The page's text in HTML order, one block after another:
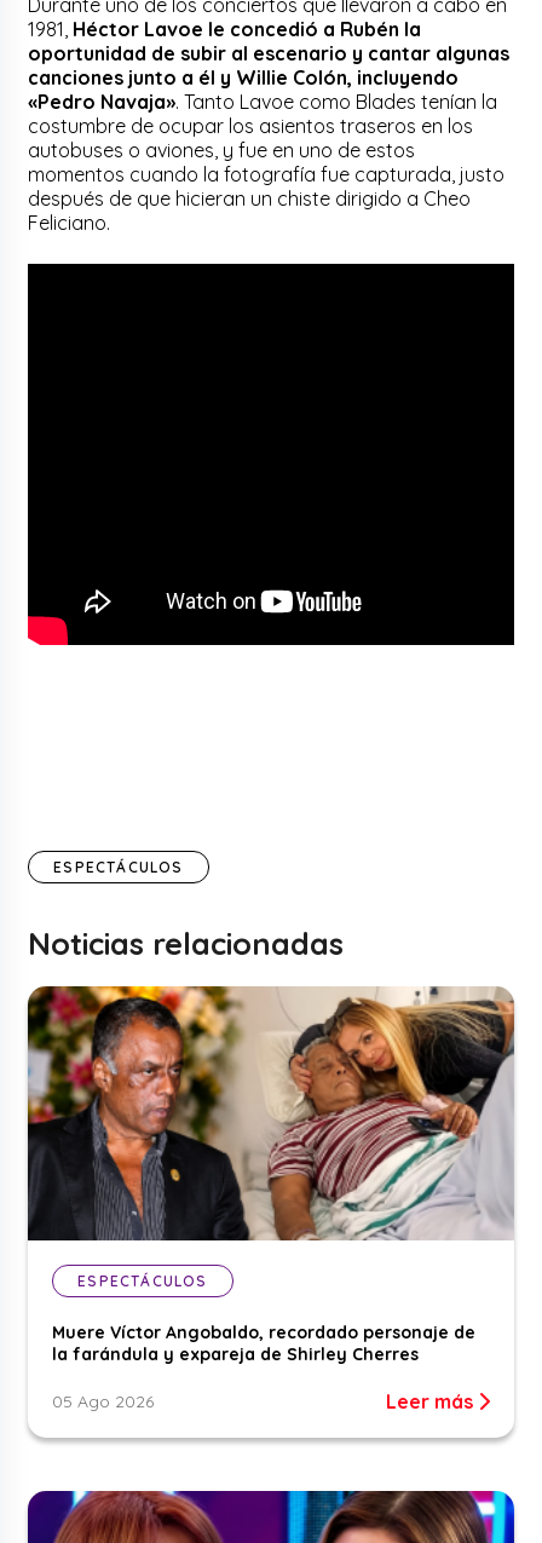
1981, Héctor Lavoe le concedió a Rubén la
oportunidad de subir al escenario y cantar algunas
canciones junto a él y Willie Colón, incluyendo
«Pedro Navaja». Tanto Lavoe como Blades tenían la
costumbre de ocupar los asientos traseros en los
autobuses o aviones, y fue en uno de estos
momentos cuando la fotografía fue capturada, justo
después de que hicieran un chiste dirigido a Cheo
Feliciano.
ESPECTÁCULOS
Noticias relacionadas
ESPECTÁCULOS
Muere Víctor Angobaldo, recordado personaje de
la farándula y expareja de Shirley Cherres
05 Ago 2026 Leer más